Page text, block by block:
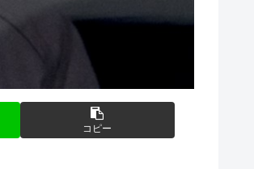
コピー